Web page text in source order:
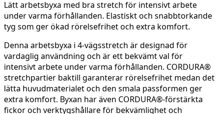
Lätt arbetsbyxa med bra stretch för intensivt arbete
under varma förhållanden. Elastiskt och snabbtorkande
tyg som ger ökad rörelsefrihet och extra komfort.
Denna arbetsbyxa i 4-vägsstretch är designad för
vardaglig användning och är ett bekvämt val för
intensivt arbete under varma förhållanden. CORDURA®
stretchpartier baktill garanterar rörelsefrihet medan det
lätta huvudmaterialet och den smala passformen ger
extra komfort. Byxan har även CORDURA®-förstärkta
fickor och verktygshållare för bekvämlighet och